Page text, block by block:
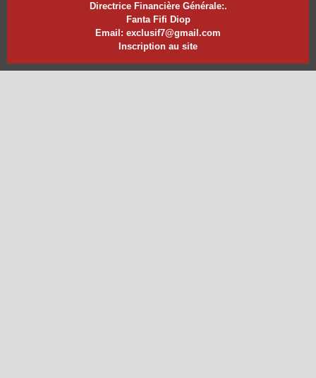
Directrice Financière Générale:.
Fanta Fifi Diop
Email: exclusif7@gmail.com
Inscription au site